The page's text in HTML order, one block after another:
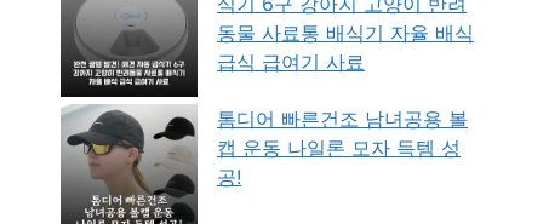
동물 사료통 배식기 자율 배식
급식 급여기 사료
톰디어 빠른건조 남녀공용 볼
캡 운동 나일론 모자 득템 성
공!